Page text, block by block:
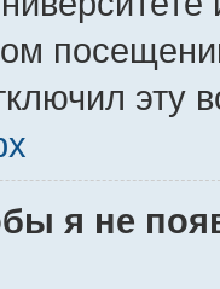
эту
я не